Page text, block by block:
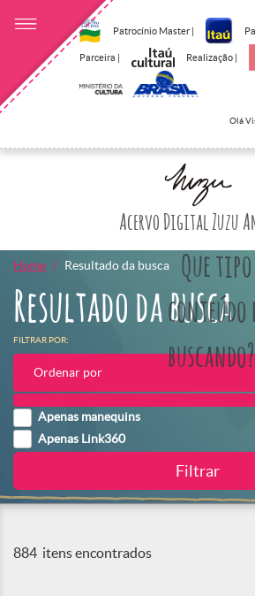
Patrocínio Master |
Parceira | Realização |
Olá
Acervo Digital Zuzu
Que tipo
conteúdo
buscando?
Home Resultado da busca
Resultado da busca
FILTRAR POR:
Ordenar por
Apenas manequins
Apenas Link360
884 itens encontrados